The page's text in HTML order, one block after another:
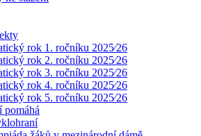
rok 1. ročníku 2025⁄26
rok 2. ročníku 2025⁄26
rok 3. ročníku 2025⁄26
rok 4. ročníku 2025⁄26
rok 5. ročníku 2025⁄26
pomáhá